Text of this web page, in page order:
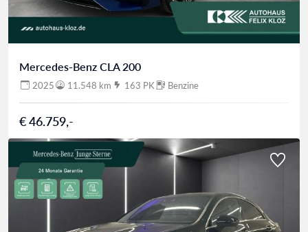
Mercedes-Benz CLA 200
2025 11.548 km 163 PK Benzine
€ 46.759,-